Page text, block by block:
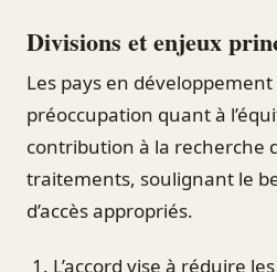
Divisions et enjeux
Les pays en
préoccupation quant à
contribution à la recherche
traitements, soulignant le
d’accès appropriés.
L’accord vise à réduire